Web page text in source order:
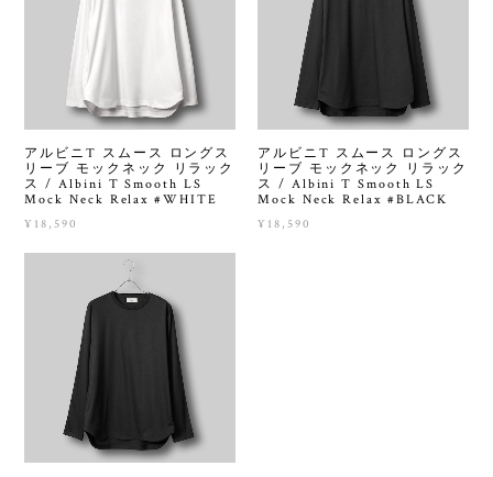
アルビニT スムース ロングス
リーブ モックネック リラック
ス / Albini T Smooth LS
Mock Neck Relax #WHITE
¥18,590
アルビニT スムース ロングス
リーブ モックネック リラック
ス / Albini T Smooth LS
Mock Neck Relax #BLACK
¥18,590